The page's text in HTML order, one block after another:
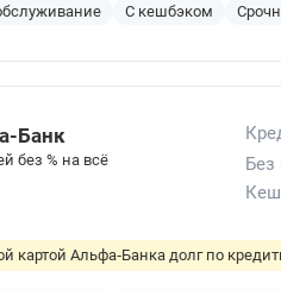
С кешбэком
Банк
без % на всё
Без
картой Альфа‑Банка долг по